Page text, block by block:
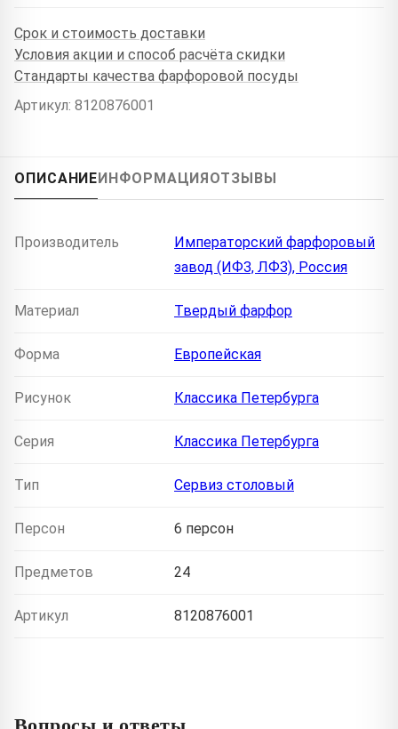
Срок и стоимость доставки
Условия акции и способ расчёта скидки
Стандарты качества фарфоровой посуды
Артикул: 8120876001
ОПИСАНИЕИНФОРМАЦИЯОТЗЫВЫ
Производитель
Императорский фарфоровый
завод (ИФЗ, ЛФЗ), Россия
Материал Твердый фарфор
Форма Европейская
Рисунок Классика Петербурга
Серия Классика Петербурга
Тип Сервиз столовый
Персон 6 персон
Предметов 24
Артикул 8120876001